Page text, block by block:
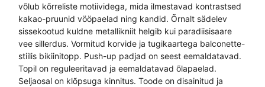
võlub kõrreliste motiividega, mida ilmestavad kontrastsed
kakao-pruunid vööpaelad ning kandid. Õrnalt sädelev
sissekootud kuldne metallikniit helgib kui paradiisisaare
vee sillerdus. Vormitud korvide ja tugikaartega balconette-
stiilis bikiinitopp. Push-up padjad on seest eemaldatavad.
Topil on reguleeritavad ja eemaldatavad õlapaelad.
Seljaosal on klõpsuga kinnitus. Toode on disainitud ja